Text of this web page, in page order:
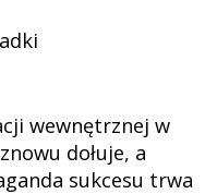
wewnętrznej w
dołuje, a
sukcesu trwa